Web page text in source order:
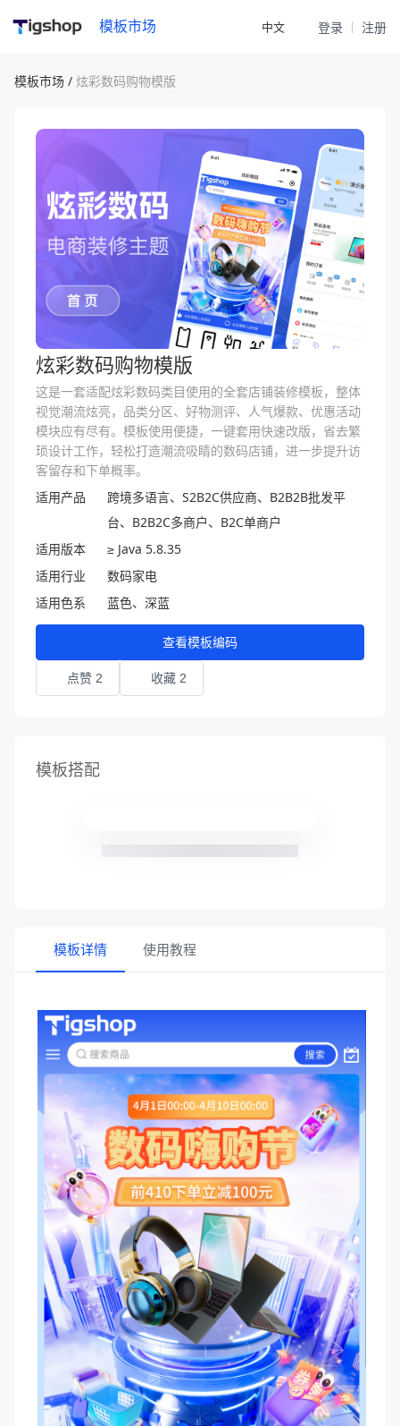
模板市场 中文 登录 注册
模板市场 / 炫彩数码购物模版
炫彩数码购物模版
这是一套适配炫彩数码类目使用的全套店铺装修模板，整体
视觉潮流炫亮，品类分区、好物测评、人气爆款、优惠活动
模块应有尽有。模板使用便捷，一键套用快速改版，省去繁
琐设计工作，轻松打造潮流吸睛的数码店铺，进一步提升访
客留存和下单概率。
适用产品
跨境多语言、S2B2C供应商、B2B2B批发平
台、B2B2C多商户、B2C单商户
适用版本
≥ Java 5.8.35
适用行业
数码家电
适用色系
蓝色、深蓝
查看模板编码
点赞 2 收藏 2
模板搭配
模板详情 使用教程